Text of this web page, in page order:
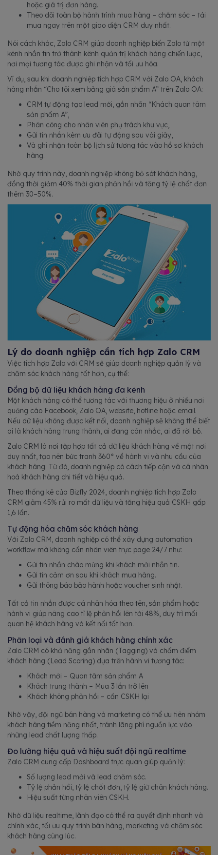
hoặc giá trị đơn hàng.
Theo dõi toàn bộ hành trình mua hàng – chăm sóc – tái
mua ngay trên một giao diện CRM duy nhất.
Nói cách khác, Zalo CRM giúp doanh nghiệp biến Zalo từ một
kênh nhắn tin trở thành kênh quản trị khách hàng chiến lược,
nơi mọi tương tác được ghi nhận và tối ưu hóa.
Ví dụ, sau khi doanh nghiệp tích hợp CRM với Zalo OA, khách
hàng nhắn “Cho tôi xem bảng giá sản phẩm A” trên Zalo OA:
CRM tự động tạo lead mới, gắn nhãn “Khách quan tâm
sản phẩm A”,
Phân công cho nhân viên phụ trách khu vực,
Gửi tin nhắn kèm ưu đãi tự động sau vài giây,
Và ghi nhận toàn bộ lịch sử tương tác vào hồ sơ khách
hàng.
Nhờ quy trình này, doanh nghiệp không bỏ sót khách hàng,
đồng thời giảm 40% thời gian phản hồi và tăng tỷ lệ chốt đơn
thêm 30–50%.
Lý do doanh nghiệp cần tích hợp Zalo CRM
Việc tích hợp Zalo với CRM sẽ giúp doanh nghiệp quản lý và
chăm sóc khách hàng tốt hơn, cụ thể:
Đồng bộ dữ liệu khách hàng đa kênh
Một khách hàng có thể tương tác với thương hiệu ở nhiều nơi
quảng cáo Facebook, Zalo OA, website, hotline hoặc email.
Nếu dữ liệu không được kết nối, doanh nghiệp sẽ không thể biết
ai là khách hàng trung thành, ai đang cân nhắc, ai đã rời bỏ.
Zalo CRM là nơi tập hợp tất cả dữ liệu khách hàng về một nơi
duy nhất, tạo nên bức tranh 360° về hành vi và nhu cầu của
khách hàng. Từ đó, doanh nghiệp có cách tiếp cận và cá nhân
hoá khách hàng chi tiết và hiệu quả.
Theo thống kê của Bizfly 2024, doanh nghiệp tích hợp Zalo
CRM giảm 45% rủi ro mất dữ liệu và tăng hiệu quả CSKH gấp
1,6 lần.
Tự động hóa chăm sóc khách hàng
Với Zalo CRM, doanh nghiệp có thể xây dựng automation
workflow mà không cần nhân viên trực page 24/7 như:
Gửi tin nhắn chào mừng khi khách mới nhắn tin.
Gửi tin cảm ơn sau khi khách mua hàng.
Gửi thông báo bảo hành hoặc voucher sinh nhật.
Tất cả tin nhắn được cá nhân hóa theo tên, sản phẩm hoặc
hành vi giúp nâng cao tỉ lệ phản hồi lên tới 48%, duy trì mối
quan hệ khách hàng và kết nối tốt hơn.
Phân loại và đánh giá khách hàng chính xác
Zalo CRM có khả năng gắn nhãn (Tagging) và chấm điểm
khách hàng (Lead Scoring) dựa trên hành vi tương tác:
Khách mới – Quan tâm sản phẩm A
Khách trung thành – Mua 3 lần trở lên
Khách không phản hồi – cần CSKH lại
Nhờ vậy, đội ngũ bán hàng và marketing có thể ưu tiên nhóm
khách hàng tiềm năng nhất, tránh lãng phí nguồn lực vào
những lead chất lượng thấp.
Đo lường hiệu quả và hiệu suất đội ngũ realtime
Zalo CRM cung cấp Dashboard trực quan giúp quản lý:
Số lượng lead mới và lead chăm sóc.
Tỷ lệ phản hồi, tỷ lệ chốt đơn, tỷ lệ giữ chân khách hàng.
Hiệu suất từng nhân viên CSKH.
Nhờ dữ liệu realtime, lãnh đạo có thể ra quyết định nhanh và
chính xác, tối ưu quy trình bán hàng, marketing và chăm sóc
khách hàng cùng lúc.